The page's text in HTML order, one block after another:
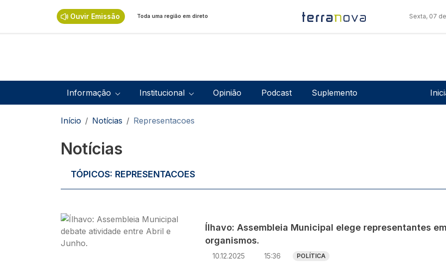
Ouvir Emissão Toda uma região em direto Sexta, 07
Navegação principal
Informação Institucional Opinião Podcast Suplemento
Navegação estrutural
Início Notícias Representacoes
Notícias
TÓPICOS: REPRESENTACOES
Imagem
Ílhavo: Assembleia Municipal elege representantes em
organismos.
10.12.2025 15:36 POLÍTICA